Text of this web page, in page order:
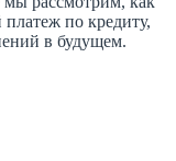
платеж по кредиту,
в будущем.